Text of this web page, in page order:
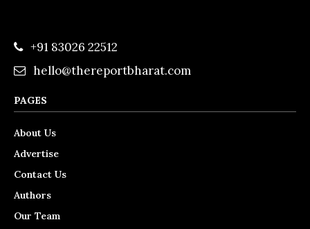
+91 83026 22512
hello@thereportbharat.com
PAGES
About Us
Advertise
Contact Us
Authors
Our Team